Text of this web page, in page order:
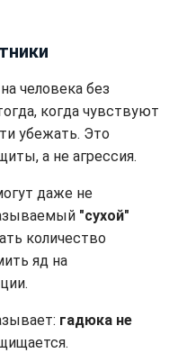
человека без
когда чувствуют
убежать. Это
а не агрессия.
даже не
"сухой"
количество
яд на
гадюка не